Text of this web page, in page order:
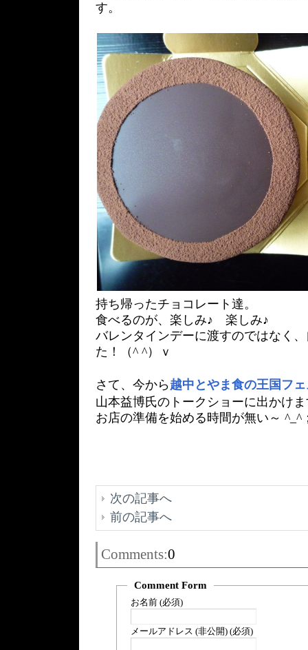
す。
持ち帰ったチョコレート達。
食べるのが、楽しみ♪ 楽しみ♪
バレンタインデーに渡すのではなく
た！（^ ^）ｖ
さて、今から越中とやま食の王国フ
山本益博氏のトークショーに出かけ
お店の準備を始める時間が無い～ ^_^
次の記事へ
前の記事へ
Comments:0
Comment Form
お名前 (必須)
メールアドレス (非公開) (必須)